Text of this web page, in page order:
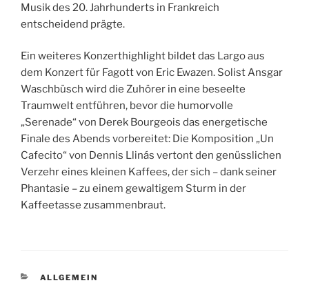
Musik des 20. Jahrhunderts in Frankreich
entscheidend prägte.
Ein weiteres Konzerthighlight bildet das Largo aus
dem Konzert für Fagott von Eric Ewazen. Solist Ansgar
Waschbüsch wird die Zuhörer in eine beseelte
Traumwelt entführen, bevor die humorvolle
„Serenade“ von Derek Bourgeois das energetische
Finale des Abends vorbereitet: Die Komposition „Un
Cafecito“ von Dennis Llinás vertont den genüsslichen
Verzehr eines kleinen Kaffees, der sich – dank seiner
Phantasie – zu einem gewaltigem Sturm in der
Kaffeetasse zusammenbraut.
KATEGORIEN
ALLGEMEIN